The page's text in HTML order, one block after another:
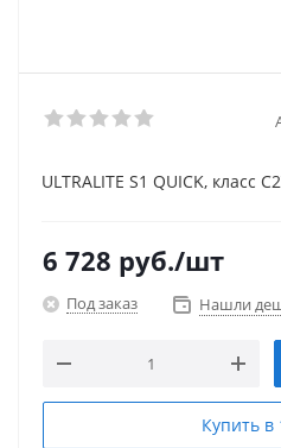
ULTRALITE S1 QUICK, класс
6 728 руб./шт
Под заказ Нашли
Купить в